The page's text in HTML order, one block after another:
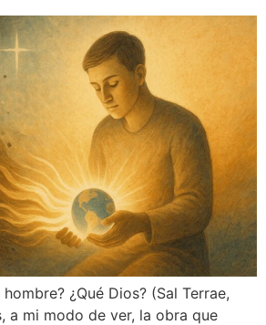
¿Qué Dios? (Sal Terrae,
a mi modo de ver, la obra que